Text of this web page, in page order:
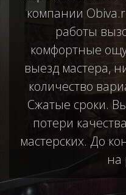
компании
работы
комфортные
выезд мастера,
количество
Сжатые сроки.
потери
мастерских. До
на